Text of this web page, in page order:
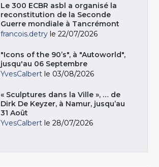
Le 300 ECBR asbl a organisé la
reconstitution de la Seconde
Guerre mondiale à Tancrémont
francois.detry le 22/07/2026
"Icons of the 90’s", à "Autoworld",
jusqu'au 06 Septembre
YvesCalbert le 03/08/2026
« Sculptures dans la Ville », … de
Dirk De Keyzer, à Namur, jusqu’au
31 Août
YvesCalbert le 28/07/2026